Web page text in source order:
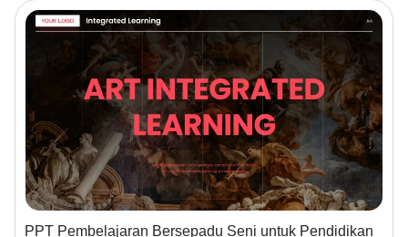
PPT Pembelajaran Bersepadu Seni untuk Pendidikan